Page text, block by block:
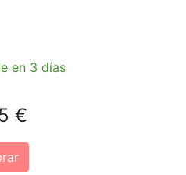
en 3 días
€